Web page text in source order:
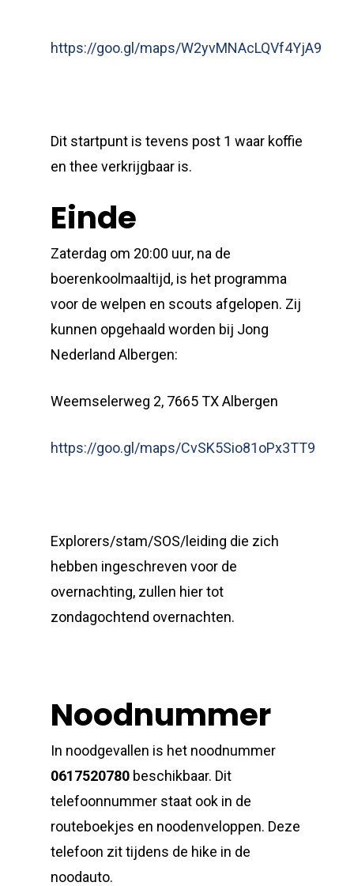
https://goo.gl/maps/W2yvMNAcLQVf4YjA9
Dit startpunt is tevens post 1 waar koffie
en thee verkrijgbaar is.
Einde
Zaterdag om 20:00 uur, na de
boerenkoolmaaltijd, is het programma
voor de welpen en scouts afgelopen. Zij
kunnen opgehaald worden bij Jong
Nederland Albergen:
Weemselerweg 2, 7665 TX Albergen
https://goo.gl/maps/CvSK5Sio81oPx3TT9
Explorers/stam/SOS/leiding die zich
hebben ingeschreven voor de
overnachting, zullen hier tot
zondagochtend overnachten.
Noodnummer
In noodgevallen is het noodnummer
0617520780 beschikbaar. Dit
telefoonnummer staat ook in de
routeboekjes en noodenveloppen. Deze
telefoon zit tijdens de hike in de
noodauto.